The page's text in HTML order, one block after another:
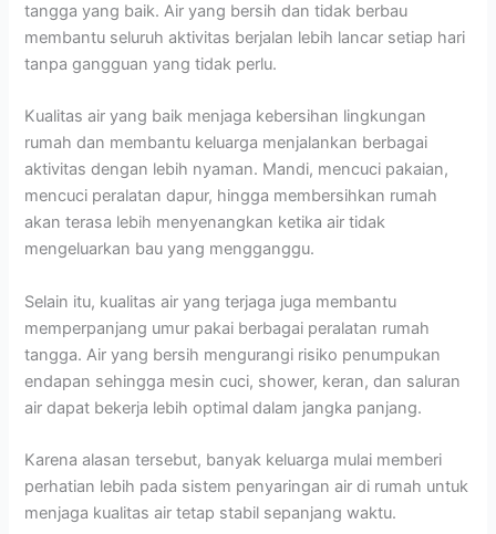
tangga yang baik. Air yang bersih dan tidak berbau
membantu seluruh aktivitas berjalan lebih lancar setiap hari
tanpa gangguan yang tidak perlu.
Kualitas air yang baik menjaga kebersihan lingkungan
rumah dan membantu keluarga menjalankan berbagai
aktivitas dengan lebih nyaman. Mandi, mencuci pakaian,
mencuci peralatan dapur, hingga membersihkan rumah
akan terasa lebih menyenangkan ketika air tidak
mengeluarkan bau yang mengganggu.
Selain itu, kualitas air yang terjaga juga membantu
memperpanjang umur pakai berbagai peralatan rumah
tangga. Air yang bersih mengurangi risiko penumpukan
endapan sehingga mesin cuci, shower, keran, dan saluran
air dapat bekerja lebih optimal dalam jangka panjang.
Karena alasan tersebut, banyak keluarga mulai memberi
perhatian lebih pada sistem penyaringan air di rumah untuk
menjaga kualitas air tetap stabil sepanjang waktu.